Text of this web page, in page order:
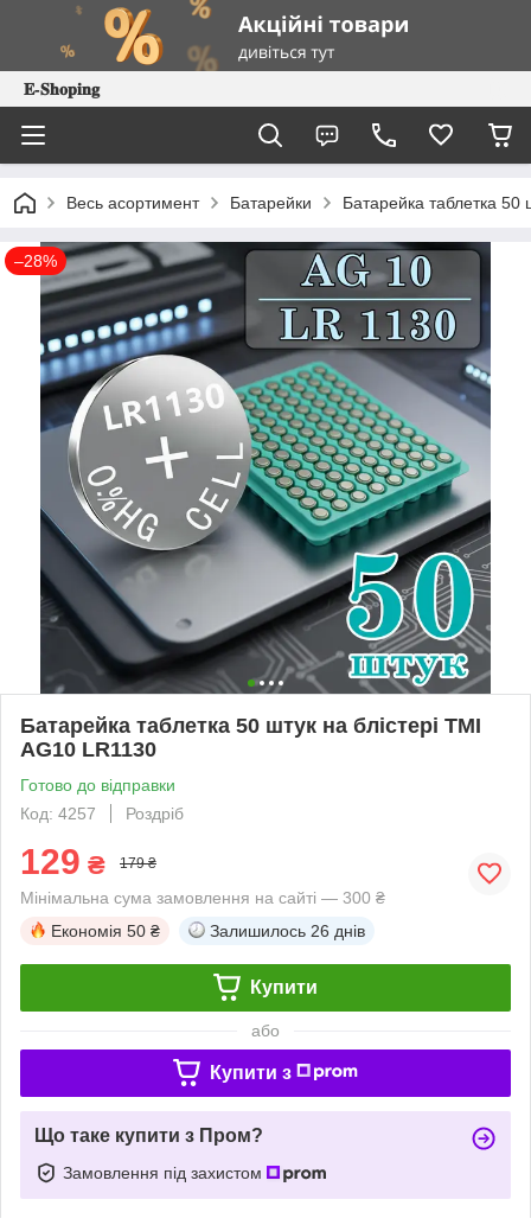
𝐄-𝐒𝐡𝐨𝐩𝐢𝐧𝐠
Весь асортимент Батарейки Батарейка таблетка 50
–28%
Батарейка таблетка 50 штук на блістері TMI
AG10 LR1130
Готово до відправки
Код: 4257
Роздріб
129 ₴ 179 ₴
Мінімальна сума замовлення на сайті — 300 ₴
Економія 50 ₴ Залишилось 26 днів
Купити
або
Купити з
Що таке купити з Пром?
Замовлення під захистом